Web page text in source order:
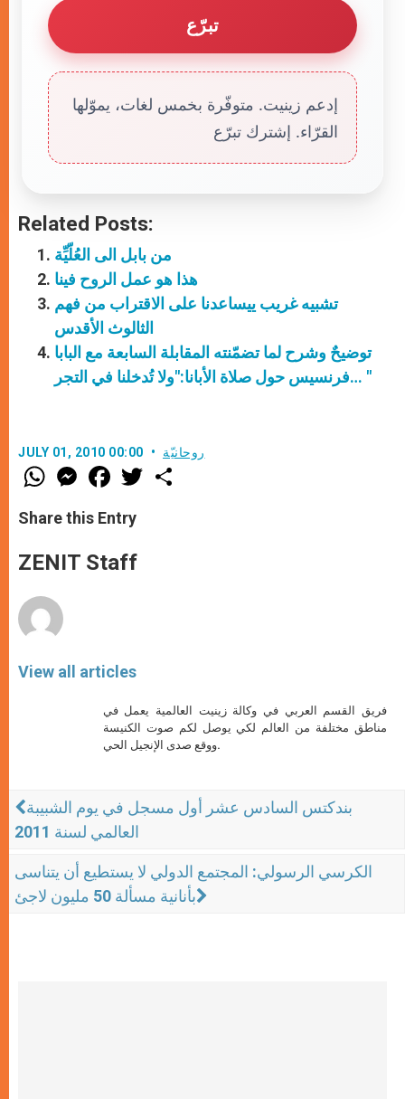
تبرّع
إدعم زينيت. متوفّرة بخمس لغات، يموّلها
القرّاء. إشترك تبرّع
Related Posts:
من بابل الى العُلّيِّة
هذا هو عمل الروح فينا
تشبيه غريب ييساعدنا على الاقتراب من فهم
الثالوث الأقدس
توضيحٌ وشرح لما تضمّنته المقابلة السابعة مع البابا
فرنسيس حول صلاة الأبانا:"ولا تُدخلنا في التجر… "
JULY 01, 2010 00:00 روحانيّة
W
h
t
s
p
p
M
e
s
e
g
e
F
a
e
b
o
k
w
Share this Entry
ZENIT Staff
View all articles
فريق القسم العربي في وكالة زينيت العالمية يعمل في
مناطق مختلفة من العالم لكي يوصل لكم صوت الكنيسة
ووقع صدى الإنجيل الحي.
بندكتس السادس عشر أول مسجل في يوم الشبيبة
العالمي لسنة 2011
الكرسي الرسولي: المجتمع الدولي لا يستطيع أن يتناسى
بأنانية مسألة 50 مليون لاجئ